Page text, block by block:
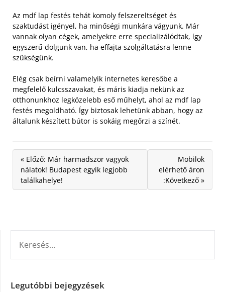
Az mdf lap festés tehát komoly felszereltséget és
szaktudást igényel, ha minőségi munkára vágyunk. Már
vannak olyan cégek, amelyekre erre specializálódtak, így
egyszerű dolgunk van, ha effajta szolgáltatásra lenne
szükségünk.
Elég csak beírni valamelyik internetes keresőbe a
megfelelő kulcsszavakat, és máris kiadja nekünk az
otthonunkhoz legközelebb eső műhelyt, ahol az mdf lap
festés megoldható. Így biztosak lehetünk abban, hogy az
általunk készített bútor is sokáig megőrzi a színét.
« Előző: Már harmadszor vagyok
nálatok! Budapest egyik legjobb
találkahelye!
Mobilok
elérhető áron
:Következő »
Legutóbbi bejegyzések